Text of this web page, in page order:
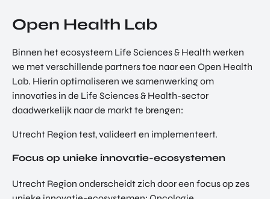
Open Health Lab
Binnen het ecosysteem Life Sciences & Health werken
we met verschillende partners toe naar een Open Health
Lab. Hierin optimaliseren we samenwerking om
innovaties in de Life Sciences & Health-sector
daadwerkelijk naar de markt te brengen:
Utrecht Region test, valideert en implementeert.
Focus op unieke innovatie-ecosystemen
Utrecht Region onderscheidt zich door een focus op zes